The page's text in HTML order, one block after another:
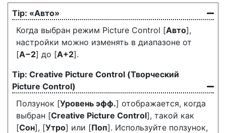
«Авто»
Когда выбран режим Picture Control [Авто],
настройки можно изменять в диапазоне от
[A−2] до [A+2].
Creative Picture Control (Творческий
Picture Control)
Ползунок [Уровень эфф.] отображается, когда
выбран [Creative Picture Control], такой как
[Сон], [Утро] или [Поп]. Используйте ползунок,